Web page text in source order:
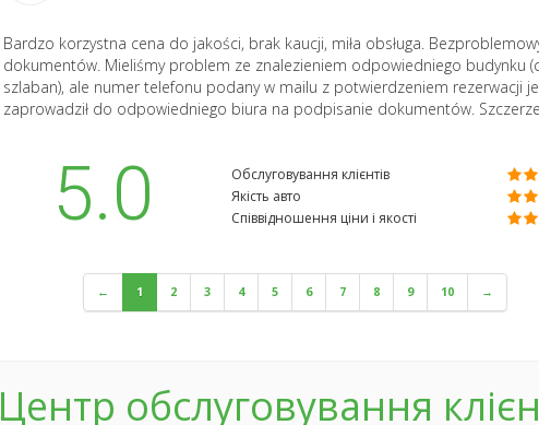
Bardzo korzystna cena do jakości, brak kaucji, miła obsługa.
dokumentów. Mieliśmy problem ze znalezieniem odpowiedniego budynku
szlaban), ale numer telefonu podany w mailu z potwierdzeniem rezerwacji
zaprowadził do odpowiedniego biura na podpisanie dokumentów.
5.0
Обслуговування клієнтів
Якість авто
Співвідношення ціни і якості
← 1 2 3 4 5 6 7 8 9 10 →
Центр обслуговування